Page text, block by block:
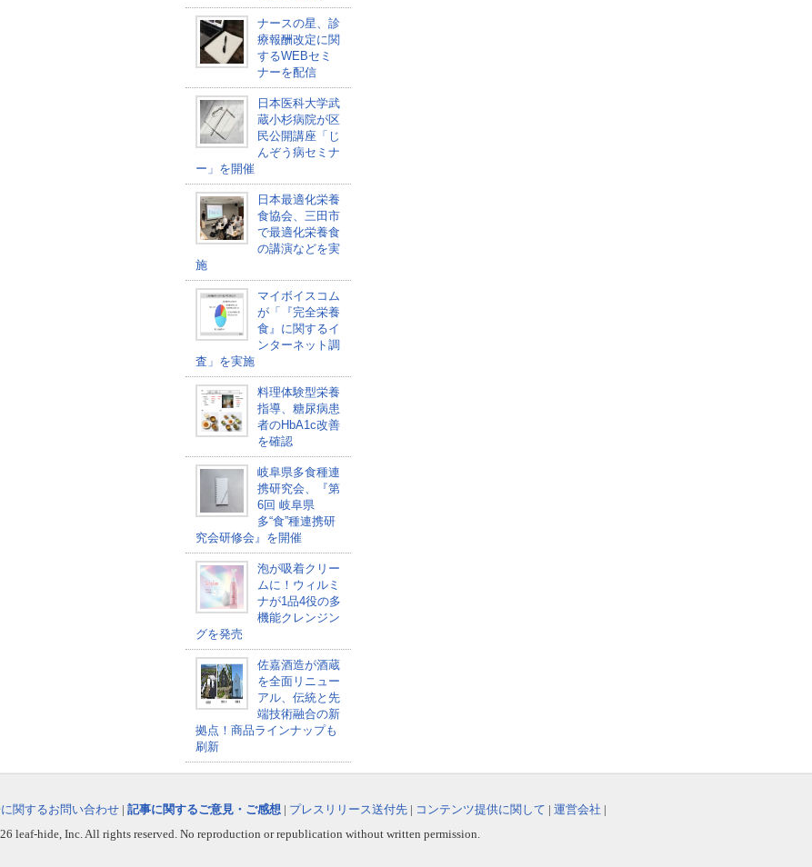
ナースの星、診
療報酬改定に関
するWEBセミ
ナーを配信
日本医科大学武
蔵小杉病院が区
民公開講座「じ
んぞう病セミナ
ー」を開催
日本最適化栄養
食協会、三田市
で最適化栄養食
の講演などを実
施
マイボイスコム
が「『完全栄養
食』に関するイ
ンターネット調
査」を実施
料理体験型栄養
指導、糖尿病患
者のHbA1c改善
を確認
岐阜県多食種連
携研究会、『第
6回 岐阜県
多“食”種連携研
究会研修会』を開催
泡が吸着クリー
ムに！ウィルミ
ナが1品4役の多
機能クレンジン
グを発売
佐嘉酒造が酒蔵
を全面リニュー
アル、伝統と先
端技術融合の新
拠点！商品ラインナップも
刷新
関するお問い合わせ | 記事に関するご意見・ご感想 | プレスリリース送付先 | コンテンツ提供に関して | 運営会社 |
leaf-hide, Inc. All rights reserved. No reproduction or republication without written permission.